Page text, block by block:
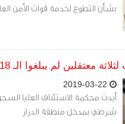
بشأن التطوع لخدمة قوات الأمن
شرطي بمدخل منطقة الدراز